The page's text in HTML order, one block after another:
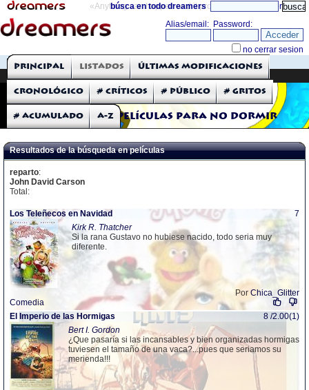
«Anything can happen and it probably will» directorio
búsca en todo dreamers
THE DREAMERS
Críticas: Películas
Películas para no dormir
Principal Listados Últimas modificaciones
Cronológico # Críticos # Público # Gritos
# Acumulado A-Z
Resultados de la búsqueda en películas
reparto:
John David Carson
Total:
Los Teleñecos en Navidad
7
Kirk R. Thatcher
Si la rana Gustavo no hubiese nacido, todo seria muy
diferente.
Por Chica_Glitter
Comedia
El Imperio de las Hormigas
8 /2.00(1)
Bert I. Gordon
¿Que pasaría si las incansables y bien organizadas hormigas
tuviesen el tamaño de una vaca?...pues que seriamos su
merienda!!!